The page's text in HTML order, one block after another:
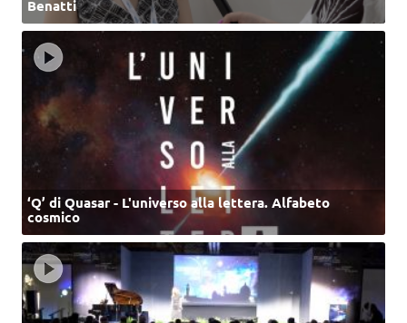
Benatti
‘Q’ di Quasar - L'universo alla lettera. Alfabeto
cosmico